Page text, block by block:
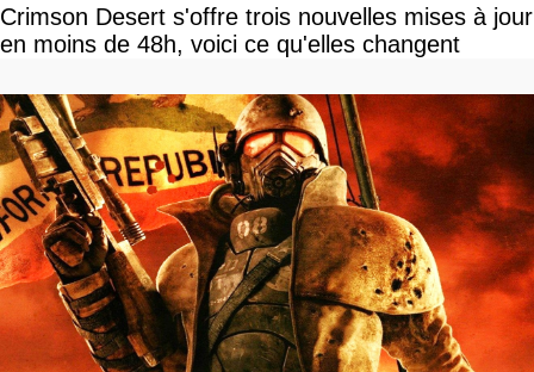
Crimson Desert s'offre trois nouvelles mises à jour
en moins de 48h, voici ce qu'elles changent